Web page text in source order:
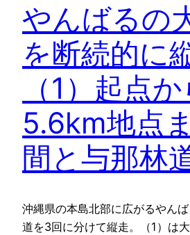
やんばるの
を断続的に
（1）起点か
5.6km地点
間と与那林
沖縄県の本島北部に広がるやん
道を3回に分けて縦走。（1）は